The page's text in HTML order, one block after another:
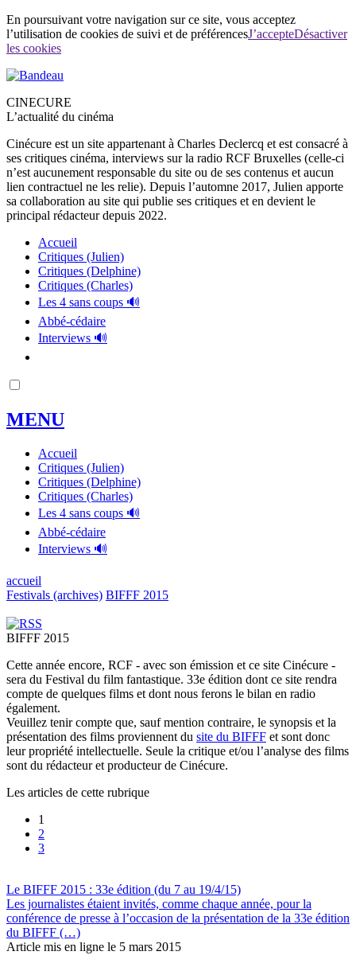
En poursuivant votre navigation sur ce site, vous acceptez
l’utilisation de cookies de suivi et de préférencesJ’accepteDésactiver
les cookies
CINECURE
L’actualité du cinéma
Cinécure est un site appartenant à Charles Declercq et est consacré à
ses critiques cinéma, interviews sur la radio RCF Bruxelles (celle-ci
n’est aucunement responsable du site ou de ses contenus et aucun
lien contractuel ne les relie). Depuis l’automne 2017, Julien apporte
sa collaboration au site qui publie ses critiques et en devient le
principal rédacteur depuis 2022.
Accueil
Critiques (Julien)
Critiques (Delphine)
Critiques (Charles)
Les 4 sans coups 🔊
Abbé-cédaire
Interviews 🔊
MENU
Accueil
Critiques (Julien)
Critiques (Delphine)
Critiques (Charles)
Les 4 sans coups 🔊
Abbé-cédaire
Interviews 🔊
accueil
Festivals (archives) BIFFF 2015
BIFFF 2015
Cette année encore, RCF - avec son émission et ce site Cinécure -
sera du Festival du film fantastique. 33e édition dont ce site rendra
compte de quelques films et dont nous ferons le bilan en radio
également.
Veuillez tenir compte que, sauf mention contraire, le synopsis et la
présentation des films proviennent du site du BIFFF et sont donc
leur propriété intellectuelle. Seule la critique et/ou l’analyse des films
sont du rédacteur et producteur de Cinécure.
Les articles de cette rubrique
1
2
3
Le BIFFF 2015 : 33e édition (du 7 au 19/4/15)
Les journalistes étaient invités, comme chaque année, pour la
conférence de presse à l’occasion de la présentation de la 33e édition
du BIFFF (…)
Article mis en ligne le 5 mars 2015